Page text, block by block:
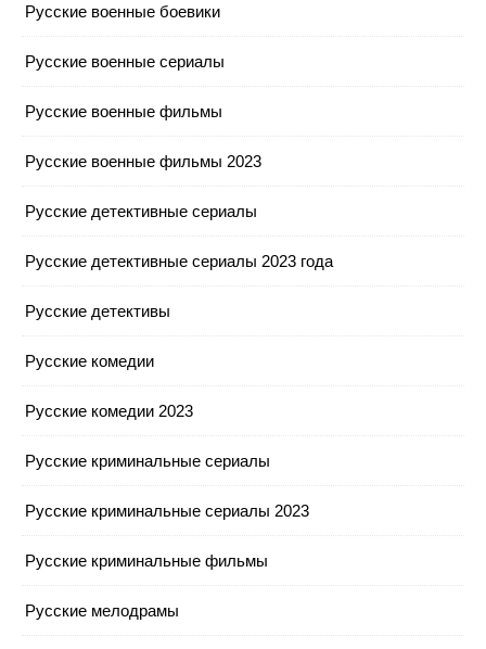
Русские военные боевики
Русские военные сериалы
Русские военные фильмы
Русские военные фильмы 2023
Русские детективные сериалы
Русские детективные сериалы 2023 года
Русские детективы
Русские комедии
Русские комедии 2023
Русские криминальные сериалы
Русские криминальные сериалы 2023
Русские криминальные фильмы
Русские мелодрамы